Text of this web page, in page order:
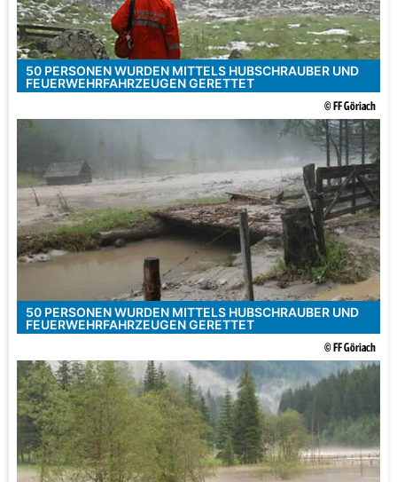
50 PERSONEN WURDEN MITTELS HUBSCHRAUBER UND
FEUERWEHRFAHRZEUGEN GERETTET
© FF Göriach
50 PERSONEN WURDEN MITTELS HUBSCHRAUBER UND
FEUERWEHRFAHRZEUGEN GERETTET
© FF Göriach